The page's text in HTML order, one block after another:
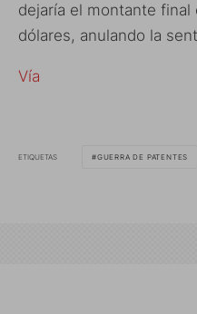
dejaría el montante
dólares, anulando la
Vía
ETIQUETAS GUERRA DE PATENTES